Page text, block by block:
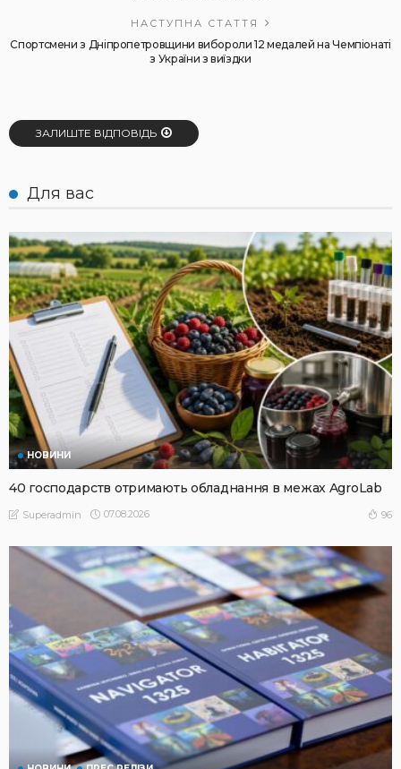
НАСТУПНА СТАТТЯ
Спортсмени з Дніпропетровщини вибороли 12 медалей на Чемпіонаті
з України з виїздки
ЗАЛИШТЕ ВІДПОВІДЬ
Для вас
НОВИНИ
40 господарств отримають обладнання в межах AgroLab
Superadmin 07.08.2026 96